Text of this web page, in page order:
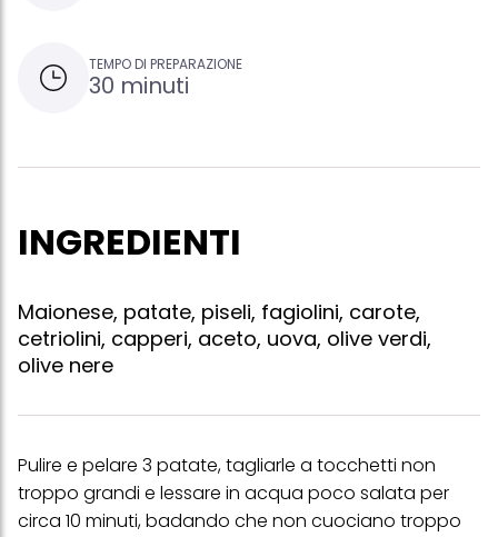
TEMPO DI PREPARAZIONE
30 minuti
INGREDIENTI
Maionese, patate, piseli, fagiolini, carote,
cetriolini, capperi, aceto, uova, olive verdi,
olive nere
Pulire e pelare 3 patate, tagliarle a tocchetti non
troppo grandi e lessare in acqua poco salata per
circa 10 minuti, badando che non cuociano troppo